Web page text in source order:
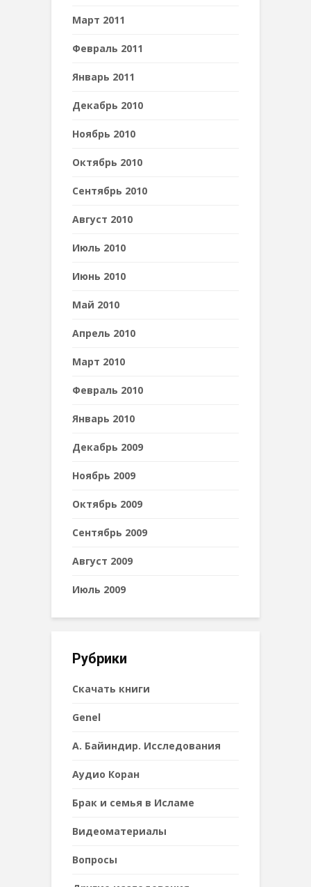
Март 2011
Февраль 2011
Январь 2011
Декабрь 2010
Ноябрь 2010
Октябрь 2010
Сентябрь 2010
Август 2010
Июль 2010
Июнь 2010
Май 2010
Апрель 2010
Март 2010
Февраль 2010
Январь 2010
Декабрь 2009
Ноябрь 2009
Октябрь 2009
Сентябрь 2009
Август 2009
Июль 2009
Рубрики
Cкачать книги
Genel
А. Байиндир. Исследования
Аудио Коран
Брак и семья в Исламе
Видеоматериалы
Вопросы